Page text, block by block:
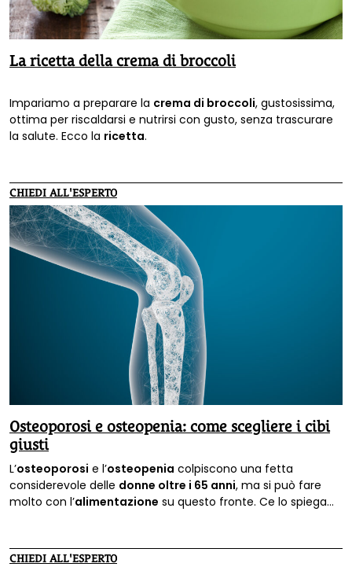
La ricetta della crema di broccoli
Impariamo a preparare la crema di broccoli, gustosissima,
ottima per riscaldarsi e nutrirsi con gusto, senza trascurare
la salute. Ecco la ricetta.
CHIEDI ALL'ESPERTO
Osteoporosi e osteopenia: come scegliere i cibi
giusti
L’osteoporosi e l’osteopenia colpiscono una fetta
considerevole delle donne oltre i 65 anni, ma si può fare
molto con l’alimentazione su questo fronte. Ce lo spiega
CHIEDI ALL'ESPERTO